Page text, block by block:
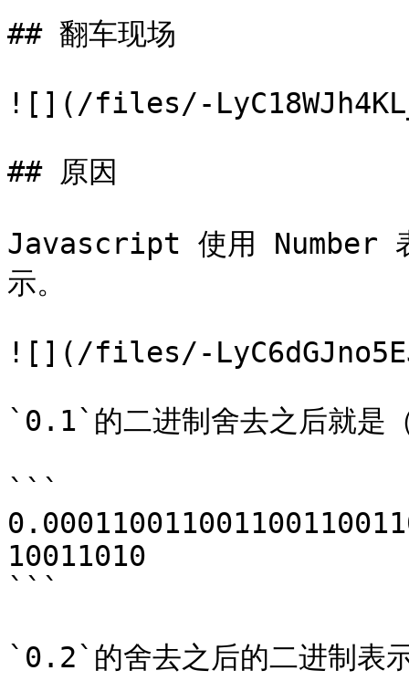
## 翻车现场
![](/files/-
## 原因
Javascript 使用 Number 表
示。
![](/files/-
`0.1`的二进制舍去之后就是
```
10011010
```
`0.2`的舍去之后的二进制表